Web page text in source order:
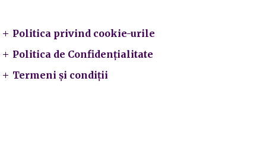
Politica privind cookie-urile
Politica de Confidențialitate
Termeni și condiții